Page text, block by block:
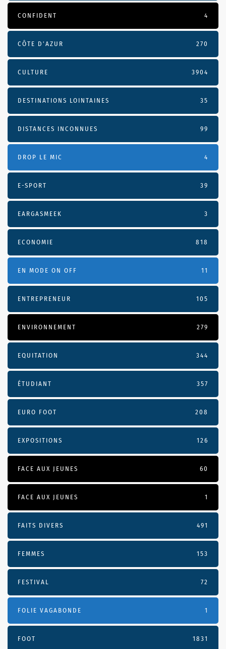
CONFIDENT 4
CÔTE D’AZUR 270
CULTURE 3904
DESTINATIONS LOINTAINES 35
DISTANCES INCONNUES 99
DROP LE MIC 4
E-SPORT 39
EARGASMEEK 3
ECONOMIE 818
EN MODE ON OFF 11
ENTREPRENEUR 105
ENVIRONNEMENT 279
EQUITATION 344
ÉTUDIANT 357
EURO FOOT 208
EXPOSITIONS 126
FACE AUX JEUNES 60
FACE AUX JEUNES 1
FAITS DIVERS 491
FEMMES 153
FESTIVAL 72
FOLIE VAGABONDE 1
FOOT 1831